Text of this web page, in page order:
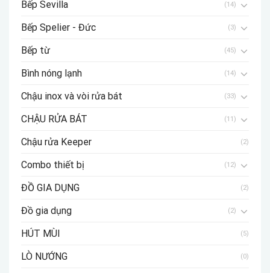
Bếp Sevilla (14)
Bếp Spelier - Đức (3)
Bếp từ (45)
Bình nóng lạnh (14)
Chậu inox và vòi rửa bát (33)
CHẬU RỬA BÁT (11)
Chậu rửa Keeper (2)
Combo thiết bị (12)
ĐỒ GIA DỤNG (2)
Đồ gia dụng (2)
HÚT MÙI (5)
LÒ NƯỚNG (0)